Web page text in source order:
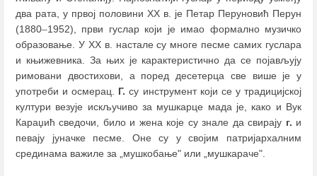
два рата, у првој половини XX в. је Петар Перуновић Перун
(1880–1952), први гуслар који је имао формално музичко
образовање. У XX в. настале су многе песме самих гуслара
и књижевника. За њих је карактеристично да се појављују
римовани двостихови, а поред десетерца све више је у
употреби и осмерац. Г. су инструмент који се у традицијској
култури везује искључиво за мушкарце мада је, како и Вук
Караџић сведочи, било и жена које су знале да свирају г. и
певају јуначке песме. Оне су у својим патријархалним
срединама важиле за „мушкобање" или „мушкараче".